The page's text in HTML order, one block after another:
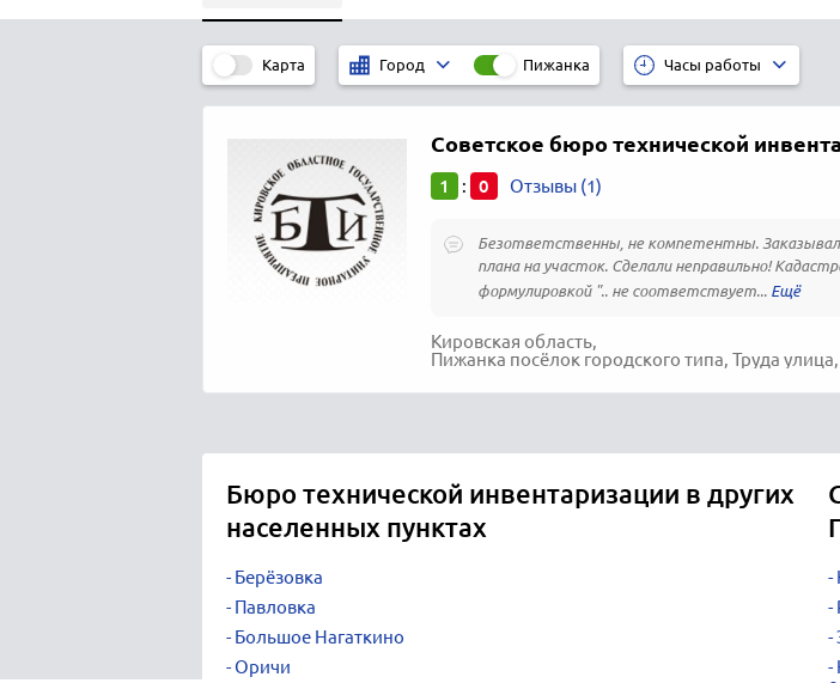
Карта Город Пижанка Часы работы
Советское бюро технической
1 : 0 Отзывы (1)
Безответственны, не компетентны.
плана на участок. Сделали неправильно!
формулировкой ".. не соответствует...
Кировская область,
Пижанка посёлок городского типа, Труда
Бюро технической инвентаризации в других
населенных пунктах
Берёзовка
Павловка
Большое Нагаткино
Оричи